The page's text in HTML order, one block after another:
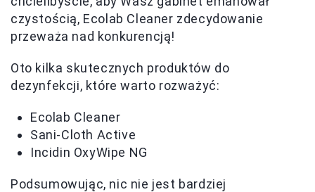
czystością, Ecolab Cleaner zdecydowanie
przeważa nad konkurencją!
Oto kilka skutecznych produktów do
dezynfekcji, które warto rozważyć:
Ecolab Cleaner
Sani-Cloth Active
Incidin OxyWipe NG
Podsumowując, nic nie jest bardziej